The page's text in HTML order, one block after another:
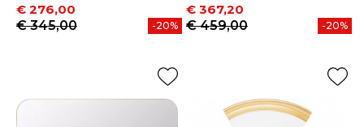
Prijs
€ 276,00
Normale prijs
€ 345,00
-20%
Prijs
€ 367,20
Normale prijs
€ 459,00
-20%